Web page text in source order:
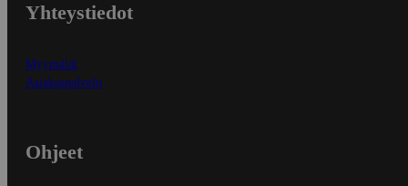
Yhteystiedot
Myymälät
Asiakaspalvelu
Ohjeet